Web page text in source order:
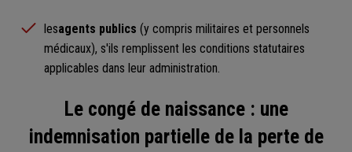
lesagents publics (y compris militaires et personnels
médicaux), s'ils remplissent les conditions statutaires
applicables dans leur administration.
Le congé de naissance : une
indemnisation partielle de la perte de